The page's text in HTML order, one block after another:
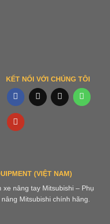
KẾT NỐI VỚI CHÚNG TÔI
(VIỆT NAM)
xe nâng tay Mitsubishi – Phụ
Mitsubishi chính hãng.